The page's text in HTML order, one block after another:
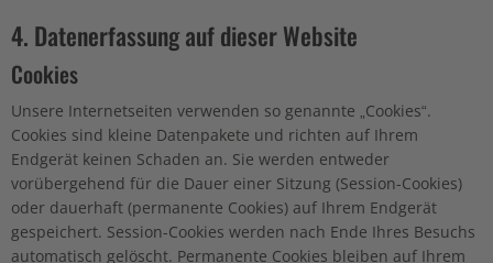
4. Datenerfassung auf dieser Website
Cookies
Unsere Internetseiten verwenden so genannte „Cookies“.
Cookies sind kleine Datenpakete und richten auf Ihrem
Endgerät keinen Schaden an. Sie werden entweder
vorübergehend für die Dauer einer Sitzung (Session-Cookies)
oder dauerhaft (permanente Cookies) auf Ihrem Endgerät
gespeichert. Session-Cookies werden nach Ende Ihres Besuchs
automatisch gelöscht. Permanente Cookies bleiben auf Ihrem